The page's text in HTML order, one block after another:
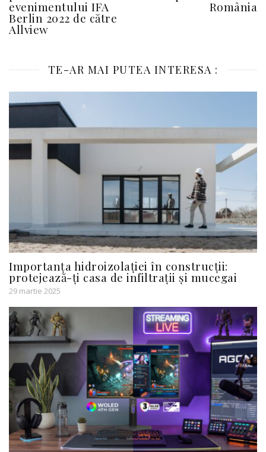
evenimentului IFA
Berlin 2022 de către
Allview
România
TE-AR MAI PUTEA INTERESA :
Importanța hidroizolației în construcții:
protejează-ți casa de infiltrații și mucegai
29 martie 2025